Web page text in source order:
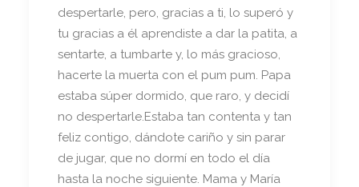
despertarle, pero, gracias a ti, lo superó y
tu gracias a él aprendiste a dar la patita, a
sentarte, a tumbarte y, lo más gracioso,
hacerte la muerta con el pum pum. Papa
estaba súper dormido, que raro, y decidí
no despertarle.Estaba tan contenta y tan
feliz contigo, dándote cariño y sin parar
de jugar, que no dormí en todo el día
hasta la noche siguiente. Mama y María